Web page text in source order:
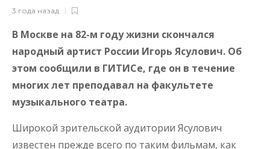
3 года назад
В Москве на 82-м году жизни скончался
народный артист России Игорь Ясулович. Об
этом сообщили в ГИТИСе, где он в течение
многих лет преподавал на факультете
музыкального театра.
Широкой зрительской аудитории Ясулович
известен прежде всего по таким фильмам, как